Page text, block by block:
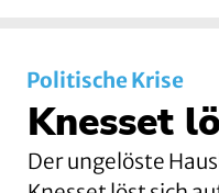
Politische Krise
Knesset
Der ungelöste